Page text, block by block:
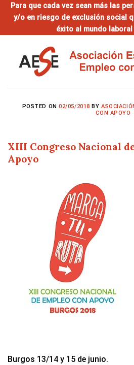
SaltarPara que cada vez sean más las
y/o en riesgo de exclusión social
éxito al mundo
POSTED ON02/05/2018 BY
CON APOYO
XIII Congreso Nacional
Apoyo
Burgos 13/14 y 15 de junio.